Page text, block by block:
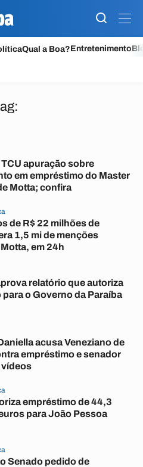
Qual a Boa?Entretenimento
TCU apuração sobre
em empréstimo do Master
Motta; confira
de R$ 22 milhões de
1,5 mi de menções
em 24h
relatório que autoriza
o Governo da Paraíba
acusa Veneziano de
empréstimo e senador
vídeos
empréstimo de 44,3
para João Pessoa
Senado pedido de